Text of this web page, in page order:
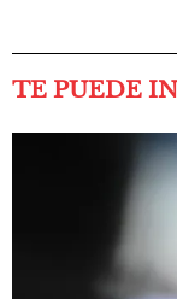
TE PUEDE